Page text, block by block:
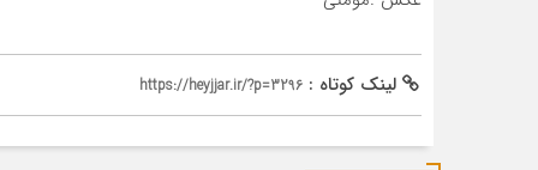
لینک کوتاه : https://heyjjar.ir/?p=3296